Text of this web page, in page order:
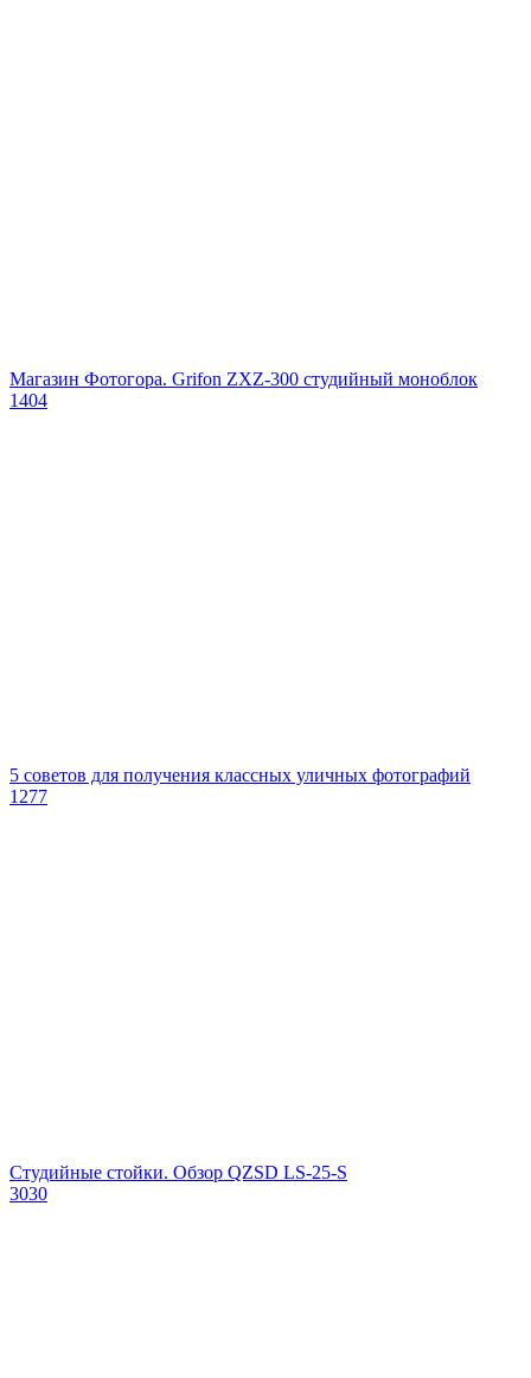
Магазин Фотогора. Grifon ZXZ-300 студийный моноблок
1404
5 советов для получения классных уличных фотографий
1277
Студийные стойки. Обзор QZSD LS-25-S
3030